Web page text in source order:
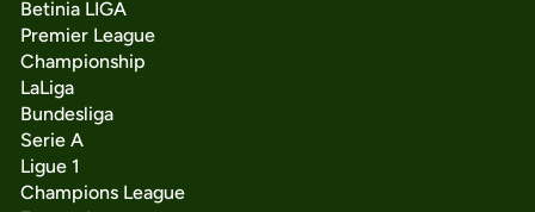
Betinia LIGA
Premier League
Championship
LaLiga
Bundesliga
Serie A
Ligue 1
Champions League